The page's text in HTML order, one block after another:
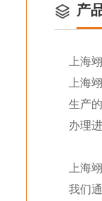
产
上海
上海
生产
办理
上海
我们